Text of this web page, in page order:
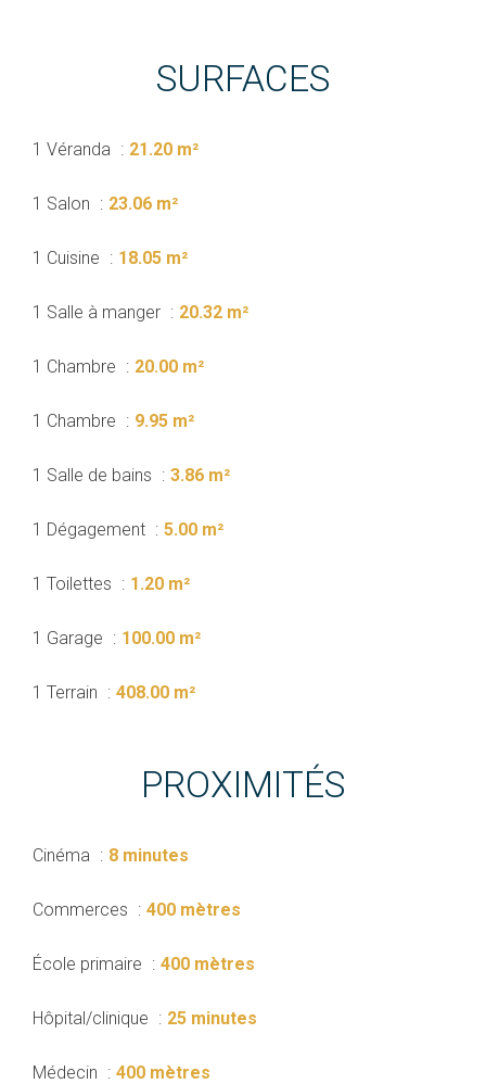
SURFACES
1 Véranda 21.20 m²
1 Salon 23.06 m²
1 Cuisine 18.05 m²
1 Salle à manger 20.32 m²
1 Chambre 20.00 m²
1 Chambre 9.95 m²
1 Salle de bains 3.86 m²
1 Dégagement 5.00 m²
1 Toilettes 1.20 m²
1 Garage 100.00 m²
1 Terrain 408.00 m²
PROXIMITÉS
Cinéma 8 minutes
Commerces 400 mètres
École primaire 400 mètres
Hôpital/clinique 25 minutes
Médecin 400 mètres